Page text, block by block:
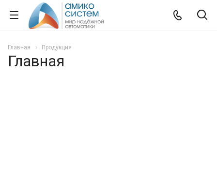
Главная Продукция
Главная